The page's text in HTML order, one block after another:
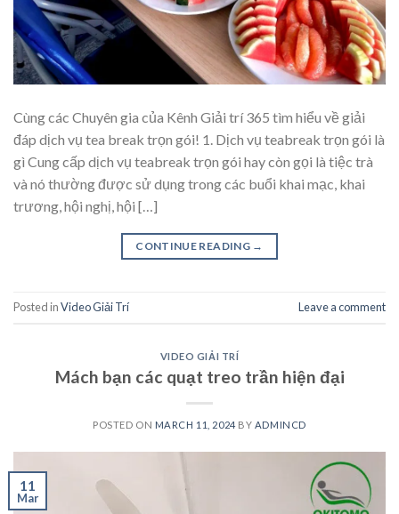
Cùng các Chuyên gia của Kênh Giải trí 365 tìm hiểu về giải
đáp dịch vụ tea break trọn gói! 1. Dịch vụ teabreak trọn gói là
gì Cung cấp dịch vụ teabreak trọn gói hay còn gọi là tiệc trà
và nó thường được sử dụng trong các buổi khai mạc, khai
trương, hội nghị, hội […]
CONTINUE READING →
Posted inVideo Giải Trí Leave a comment
VIDEO GIẢI TRÍ
Mách bạn các quạt treo trần hiện đại
POSTED ON MARCH 11, 2024 BY ADMINCD
11
Mar